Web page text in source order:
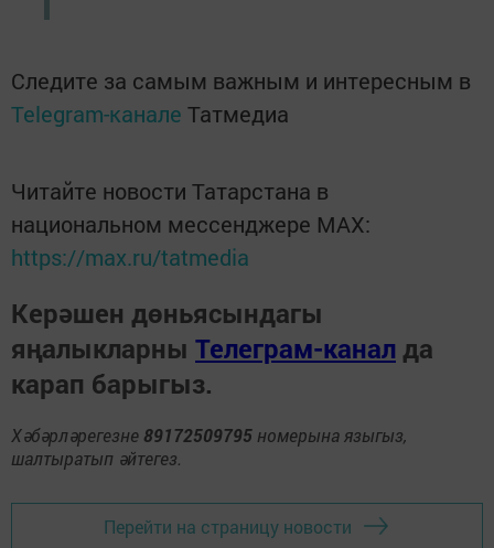
Следите за самым важным и интересным в
Telegram-канале Татмедиа
Читайте новости Татарстана в
национальном мессенджере MАХ:
https://max.ru/tatmedia
Керәшен дөньясындагы
яңалыкларны Телеграм-канал да
карап барыгыз.
Хәбәрләрегезне 89172509795 номерына языгыз,
шалтыратып әйтегез.
Перейти на страницу новости